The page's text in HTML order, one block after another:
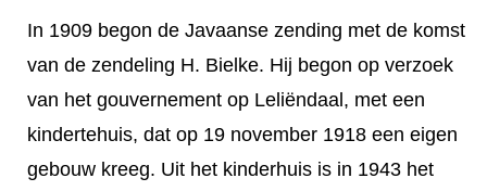
In 1909 begon de Javaanse zending met de komst
van de zendeling H. Bielke. Hij begon op verzoek
van het gouvernement op Leliëndaal, met een
kindertehuis, dat op 19 november 1918 een eigen
gebouw kreeg. Uit het kinderhuis is in 1943 het